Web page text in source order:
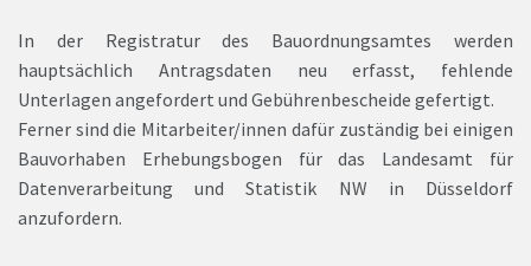
In der Registratur des Bauordnungsamtes werden
hauptsächlich Antragsdaten neu erfasst, fehlende
Unterlagen angefordert und Gebührenbescheide gefertigt.
Ferner sind die Mitarbeiter/innen dafür zuständig bei einigen
Bauvorhaben Erhebungsbogen für das Landesamt für
Datenverarbeitung und Statistik NW in Düsseldorf
anzufordern.